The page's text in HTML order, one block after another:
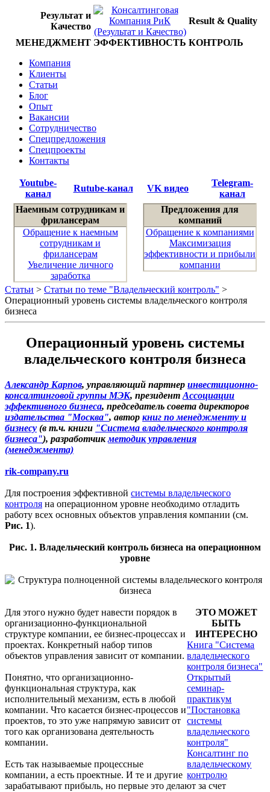
Результат и
Качество
Result & Quality
МЕНЕДЖМЕНТ ЭФФЕКТИВНОСТЬ КОНТРОЛЬ
Компания
Клиенты
Статьи
Блог
Опыт
Вакансии
Сотрудничество
Спецпредложения
Спецпроекты
Контакты
Youtube-
канал
Rutube-канал VK видео
Telegram-
канал
Наемным сотрудникам и
фрилансерам
Обращение к наемным
сотрудникам и
фрилансерам
Увеличение личного
заработка
Предложения для
компаний
Обращение к компаниями
Максимизация
эффективности и прибыли
компании
Статьи > Статьи по теме "Владельческий контроль" >
Операционный уровень системы владельческого контроля
бизнеса
Операционный уровень системы
владельческого контроля бизнеса
Александр Карпов, управляющий партнер инвестиционно-
консалтинговой группы МЭК, президент Ассоциации
эффективного бизнеса, председатель совета директоров
издательства "Москва", автор книг по менеджменту и
бизнесу (в т.ч. книги "Система владельческого контроля
бизнеса"), разработчикметодик управления
(менеджмента)
rik-company.ru
Для построения эффективной системы владельческого
контроля на операционном уровне необходимо отладить
работу всех основных объектов управления компании (см.
Рис. 1).
Рис. 1. Владельческий контроль бизнеса на операционном
уровне
ЭТО МОЖЕТ
БЫТЬ
ИНТЕРЕСНО
Книга "Система
владельческого
контроля бизнеса"
Открытый
семинар-
практикум
"Постановка
системы
владельческого
контроля"
Консалтинг по
владельческому
контролю
Для этого нужно будет навести порядок в
организационно-функциональной
структуре компании, ее бизнес-процессах и
проектах. Конкретный набор типов
объектов управления зависит от компании.
Понятно, что организационно-
функциональная структура, как
исполнительный механизм, есть в любой
компании. Что касается бизнес-процессов и
проектов, то это уже напрямую зависит от
того как организована деятельность
компании.
Есть так называемые процессные
компании, а есть проектные. И те и другие
зарабатывают прибыль, но первые это делают за счет